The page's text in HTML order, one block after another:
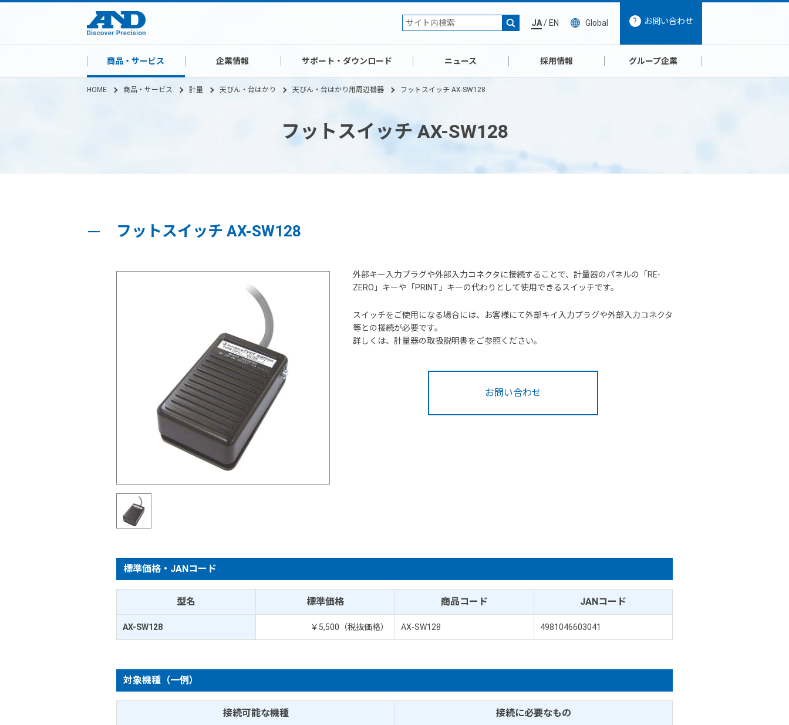
JA/ EN Global お問い合わせ
商品・サービス 企業情報 サポート・ダウンロード ニュース 採用情報 グループ企業
HOME 商品・サービス 計量 天びん・台はかり 天びん・台はかり用周辺機器 フットスイッチ AX-SW128
フットスイッチ AX-SW128
フットスイッチ AX-SW128
外部キー入力プラグや外部入力コネクタに接続することで、計量器のパネルの「RE-
ZERO」キーや「PRINT」キーの代わりとして使用できるスイッチです。
スイッチをご使用になる場合には、お客様にて外部キイ入力プラグや外部入力コネクタ
等との接続が必要です。
詳しくは、計量器の取扱説明書をご参照ください。
お問い合わせ
標準価格・JANコード
型名 標準価格 商品コード JANコード
AX-SW128 ￥5,500（税抜価格） AX-SW128 4981046603041
対象機種（一例）
接続可能な機種 接続に必要なもの